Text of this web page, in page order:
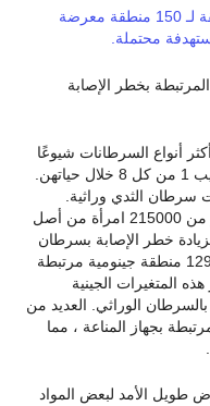
يحدد رسم الخرائط الدقيقة لـ 150 منطقة معرضة
المرتبطة بخطر الإصابة
أنواع السرطانات شيوعًا
بين النساء (بعد سرطان الجلد) ، حيث يصيب 1 من كل 8 خلال حياتهن.
جميع حالات سرطان الثدي وراثية.
فحصت هذه الدراسة البيانات الجينية لأكثر من 215000 امرأة من أصل
خطر الإصابة بسرطان
الثدي. اكتشف التحليل 206 متغيرات عبر 129 منطقة جينومية مرتبطة
المتغيرات الجينية
بالسرطان الوراثي. العديد من
بجهاز المناعة ، مما
طويل الأمد لبعض المواد